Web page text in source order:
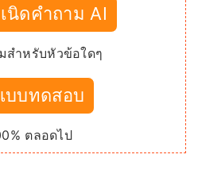
นิดคำถาม AI
สำหรับหัวข้อใดๆ
บบทดสอบ
ตลอดไป